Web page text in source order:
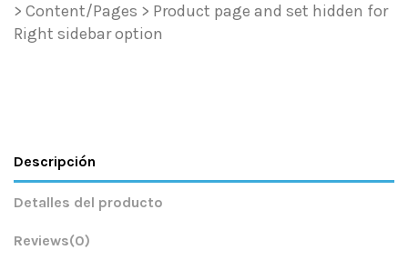
> Content/Pages > Product page and set hidden for
Right sidebar option
Descripción
Detalles del producto
Reviews(0)